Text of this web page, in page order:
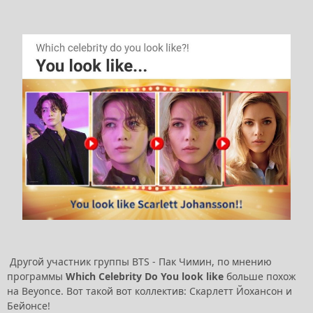
Другой участник группы BTS - Пак Чимин, по мнению
программы Which Celebrity Do You look like больше похож
на Beyonce. Вот такой вот коллектив: Скарлетт Йохансон и
Бейонсе!